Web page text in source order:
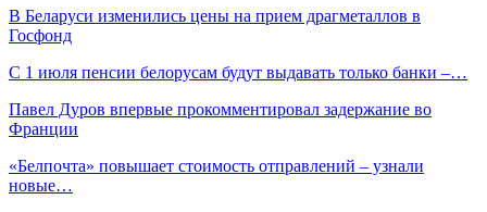
В Беларуси изменились цены на прием драгметаллов в
Госфонд
С 1 июля пенсии белорусам будут выдавать только банки –…
Павел Дуров впервые прокомментировал задержание во
Франции
«Белпочта» повышает стоимость отправлений – узнали
новые…